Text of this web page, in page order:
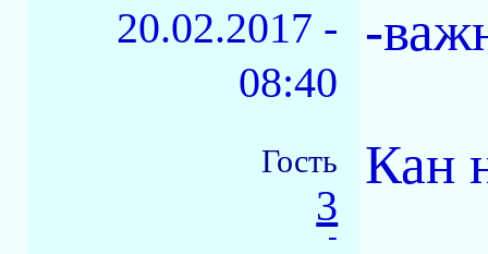
20.02.2017 -
08:40
-
Гость
3
-
Кан